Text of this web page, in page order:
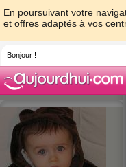
En poursuivant votre
et offres adaptés à vos
Bonjour !